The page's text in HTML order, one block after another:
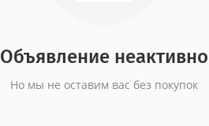
Объявление неактивно
Но мы не оставим вас без покупок